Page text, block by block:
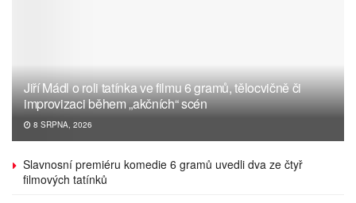
Jiří Mádl o roli tatínka ve filmu 6 gramů, tělocvičně či
improvizaci během „akčních“ scén
8 SRPNA, 2026
Slavnosní premiéru komedie 6 gramů uvedli dva ze čtyř
filmových tatínků